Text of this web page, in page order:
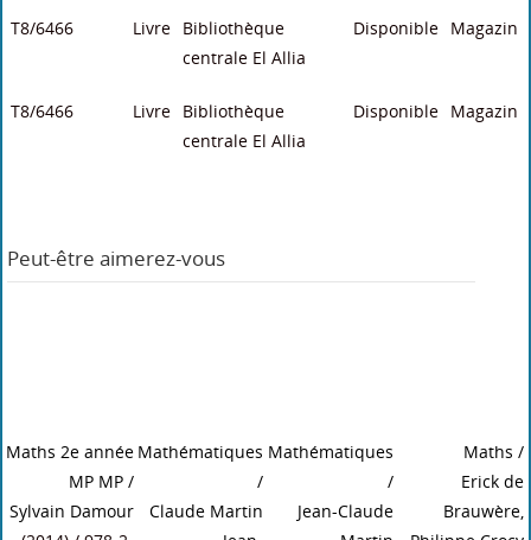
T8/6466 Livre Bibliothèque
centrale El Allia
Disponible Magazin
T8/6466 Livre Bibliothèque
centrale El Allia
Disponible Magazin
continus avec
exercices et
problèmes
Sylvain Damour
(2014) / 978-2-
7430-1596-1
Sergent,
Françoise Roche
(2015) / 978-2-
Sylvain Damour
(2014) / 978-2-
7430-1595-4